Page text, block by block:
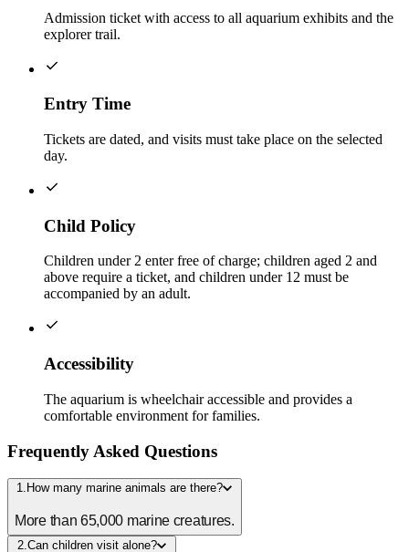
Admission ticket with access to all aquarium exhibits and the
explorer trail.
Entry Time
Tickets are dated, and visits must take place on the selected
day.
Child Policy
Children under 2 enter free of charge; children aged 2 and
above require a ticket, and children under 12 must be
accompanied by an adult.
Accessibility
The aquarium is wheelchair accessible and provides a
comfortable environment for families.
Frequently Asked Questions
1.How many marine animals are there?
More than 65,000 marine creatures.
2.Can children visit alone?